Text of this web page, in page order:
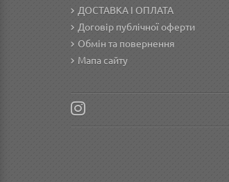
ДОСТАВКА І ОПЛАТА
Договір публічної оферти
Обмін та повернення
Мапа сайту